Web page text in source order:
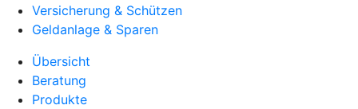
Versicherung & Schützen
Geldanlage & Sparen
Übersicht
Beratung
Produkte